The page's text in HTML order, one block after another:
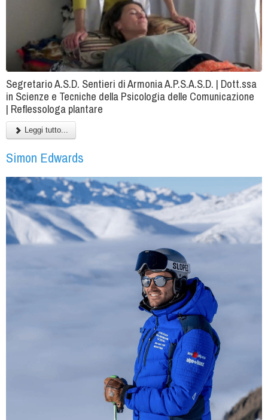
Segretario A.S.D. Sentieri di Armonia A.P.S.A.S.D. | Dott.ssa
in Scienze e Tecniche della Psicologia delle Comunicazione
| Reflessologa plantare
Leggi tutto...
Simon Edwards